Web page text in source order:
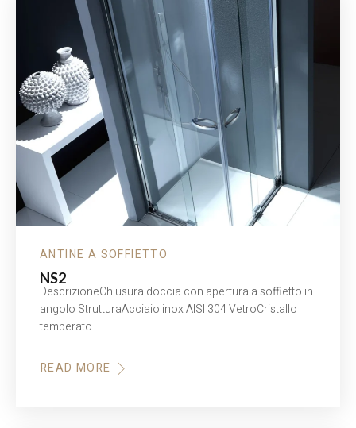
ANTINE A SOFFIETTO
NS2
DescrizioneChiusura doccia con apertura a soffietto in
angolo StrutturaAcciaio inox AISI 304 VetroCristallo
temperato…
READ MORE